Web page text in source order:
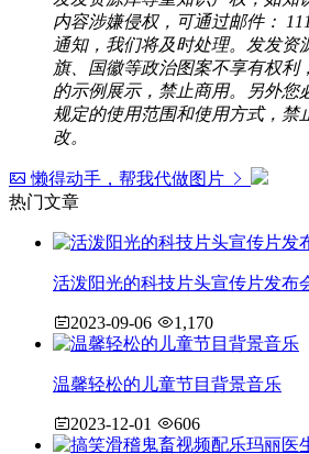
内容涉嫌侵权，可通过邮件：
通知，我们将及时处理。发发资
旗、国徽等政治图案不享有权利
的示例展示，禁止商用。另外您
规定的使用范围和使用方式，禁
改。
懒得动手，帮我代做图片
热门文章
活泼阳光的科技片头宣传片发布
2023-09-06 1,170
温馨轻松的儿童节目背景音乐
2023-12-01 606